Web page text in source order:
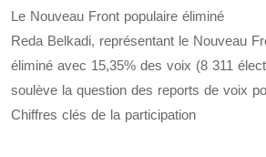
Le Nouveau Front populaire éliminé
Reda Belkadi, représentant le Nouveau
éliminé avec 15,35% des voix (8 311
soulève la question des reports de voix
Chiffres clés de la participation